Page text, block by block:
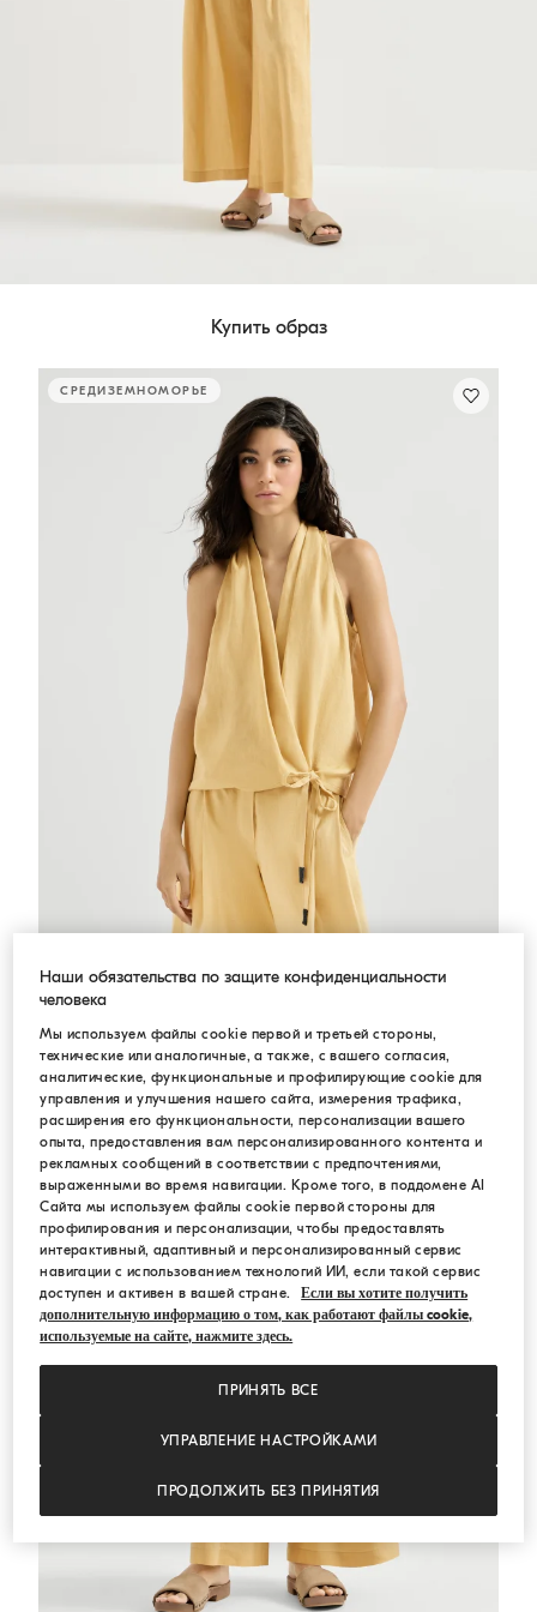
Купить образ
СРЕДИЗЕМНОМОРЬЕ
Жилет с эффектом запаха из льна Забайоне Жёлтый
Жилет с эффектом запаха из льна
€ 1.390,00
СРЕДИЗЕМНОМОРЬЕ
Наши обязательства по защите конфиденциальности
человека
Мы используем файлы cookie первой и третьей стороны,
технические или аналогичные, а также, с вашего согласия,
аналитические, функциональные и профилирующие cookie для
управления и улучшения нашего сайта, измерения трафика,
расширения его функциональности, персонализации вашего
опыта, предоставления вам персонализированного контента и
рекламных сообщений в соответствии с предпочтениями,
выраженными во время навигации. Кроме того, в поддомене AI
Сайта мы используем файлы cookie первой стороны для
профилирования и персонализации, чтобы предоставлять
интерактивный, адаптивный и персонализированный сервис
навигации с использованием технологий ИИ, если такой сервис
доступен и активен в вашей стране.
Если вы хотите получить
дополнительную информацию о том, как работают файлы cookie,
используемые на сайте, нажмите здесь.
УПРАВЛЕНИЕ НАСТРОЙКАМИ
ПРОДОЛЖИТЬ БЕЗ ПРИНЯТИЯ
ПРИНЯТЬ ВСЕ